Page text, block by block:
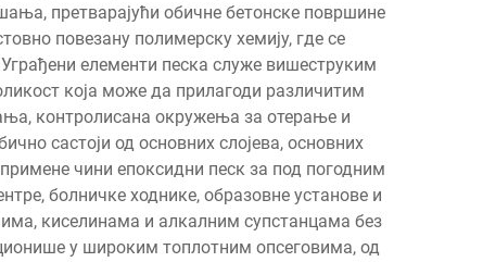
претварајући обичне бетонске површине
повезану полимерску хемију, где се
елементи песка служе вишеструким
која може да прилагоди различитим
контролисана окружења за отерање и
састоји од основних слојева, основних
чини епоксидни песк за под погодним
болничке ходнике, образовне установе и
киселинама и алкалним супстанцама без
у широким топлотним опсеговима, од